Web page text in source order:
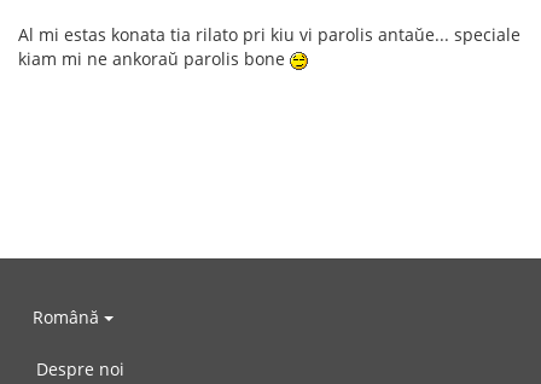
Al mi estas konata tia rilato pri kiu vi parolis antaŭe... speciale
kiam mi ne ankoraŭ parolis bone
Română
Despre noi